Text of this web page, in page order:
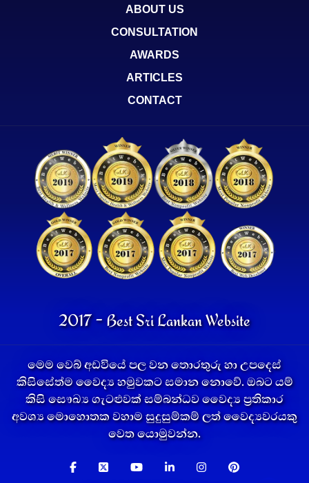
ABOUT US
CONSULTATION
AWARDS
ARTICLES
CONTACT
2017 - Best Sri Lankan Website
මෙම වෙබ් අඩවියේ පල වන තොරතුරු හා උපදෙස්
කිසිසේත්ම වෛද්‍ය හමුවකට සමාන නොවේ. ඔබට යම්
කිසි සෞඛ්‍ය ගැටළුවක් සම්බන්ධව වෛද්‍ය ප්‍රතිකාර
අවශ්‍ය මොහොතක වහාම සුදුසුම්කම් ලත් වෛද්‍යවරයකු
වෙත යොමුවන්න.